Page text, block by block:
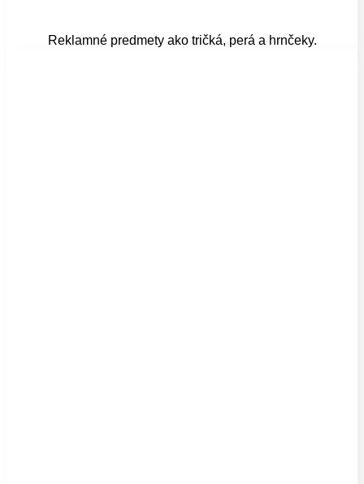
Reklamné predmety ako tričká, perá a hrnčeky.